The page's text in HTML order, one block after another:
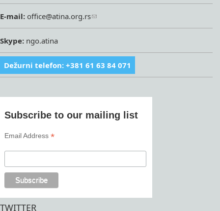
E-mail: office@atina.org.rs
Skype: ngo.atina
Dežurni telefon: +381 61 63 84 071
Subscribe to our mailing list
Email Address*
TWITTER